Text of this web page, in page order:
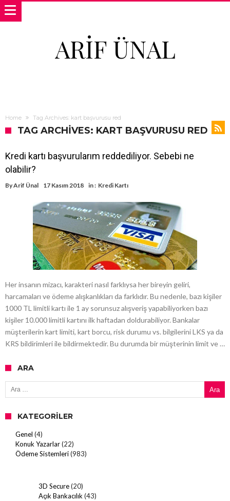
ARIF ÜNAL
Home Tag Archives: kart başvurusu red
TAG ARCHIVES: KART BAŞVURUSU RED
Kredi kartı başvurularım reddediliyor. Sebebi ne
olabilir?
ByArif Ünal 17 Kasım 2018 in : Kredi Kartı
Her insanın mizacı, karakteri nasıl farklıysa her bireyin geliri,
harcamaları ve ödeme alışkanlıkları da farklıdır. Bu nedenle, bazı kişiler
1000 TL limitli kartı ile 1 ay sorunsuz alışveriş yapabiliyorken bazı
kişiler 10.000 limitli kartını ilk haftadan doldurabiliyor. Bankalar
müşterilerin kart limiti, kart borcu, risk durumu vs. bilgilerini LKS ya da
KRS bildirimleri ile bildirmektedir. Bu durumda bir müşterinin limit ve …
ARA
Arama:
KATEGORILER
Genel (4)
Konuk Yazarlar(22)
Ödeme Sistemleri(983)
3D Secure(20)
Açık Bankacılık(43)